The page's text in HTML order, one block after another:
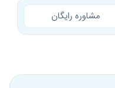
مشاوره رایگان